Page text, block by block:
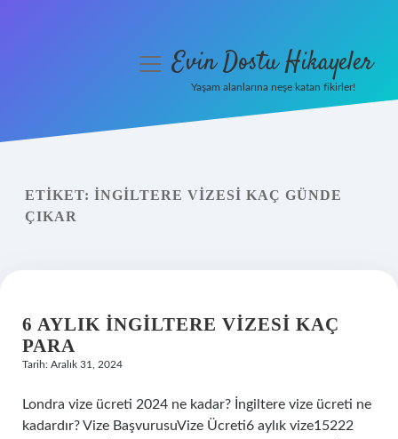
Yasal Uyarı
menüyüEvin Dostu Hikayeler
Yaşam alanlarına neşe katan fikirler!
ETIKET: İNGILTERE VIZESI KAÇ GÜNDE
ÇIKAR
6 AYLIK İNGILTERE VIZESI KAÇ
PARA
Tarih: Aralık 31, 2024
Londra vize ücreti 2024 ne kadar? İngiltere vize ücreti ne
kadardır? Vize BaşvurusuVize Ücreti6 aylık vize15222